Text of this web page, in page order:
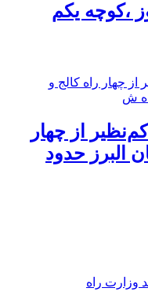
،کوچه یکم
از چهار
البرز حدود